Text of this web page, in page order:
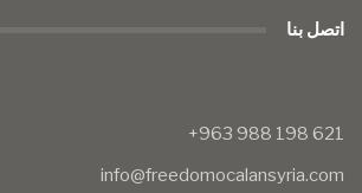
اتصل بنا
info@freedomocalansyria.com